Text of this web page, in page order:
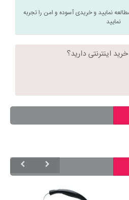
نمایید و خریدی آسوده و امن را تجربه
نمایید
اینترنتی دارید؟